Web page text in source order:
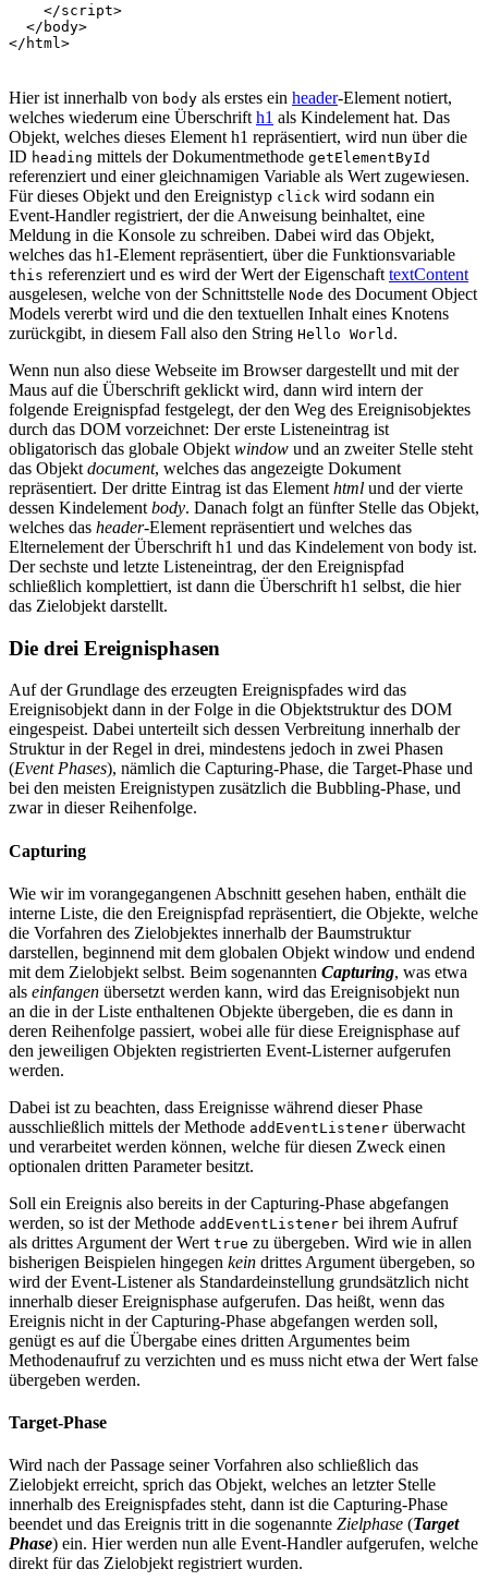
</script>
</ body>
</ html >
Hier ist innerhalb von body als erstes ein header-Element notiert,
welches wiederum eine Überschrift h1 als Kindelement hat. Das
Objekt, welches dieses Element h1 repräsentiert, wird nun über die
ID heading mittels der Dokumentmethode getElementById
referenziert und einer gleichnamigen Variable als Wert zugewiesen.
Für dieses Objekt und den Ereignistyp click wird sodann ein
Event-Handler registriert, der die Anweisung beinhaltet, eine
Meldung in die Konsole zu schreiben. Dabei wird das Objekt,
welches das h1-Element repräsentiert, über die Funktionsvariable
this referenziert und es wird der Wert der Eigenschaft textContent
ausgelesen, welche von der Schnittstelle Node des Document Object
Models vererbt wird und die den textuellen Inhalt eines Knotens
zurückgibt, in diesem Fall also den String Hello World .
Wenn nun also diese Webseite im Browser dargestellt und mit der
Maus auf die Überschrift geklickt wird, dann wird intern der
folgende Ereignispfad festgelegt, der den Weg des Ereignisobjektes
durch das DOM vorzeichnet: Der erste Listeneintrag ist
obligatorisch das globale Objekt window und an zweiter Stelle steht
das Objekt document, welches das angezeigte Dokument
repräsentiert. Der dritte Eintrag ist das Element html und der vierte
dessen Kindelement body. Danach folgt an fünfter Stelle das Objekt,
welches das header-Element repräsentiert und welches das
Elternelement der Überschrift h1 und das Kindelement von body ist.
Der sechste und letzte Listeneintrag, der den Ereignispfad
schließlich komplettiert, ist dann die Überschrift h1 selbst, die hier
das Zielobjekt darstellt.
Die drei Ereignisphasen
Auf der Grundlage des erzeugten Ereignispfades wird das
Ereignisobjekt dann in der Folge in die Objektstruktur des DOM
eingespeist. Dabei unterteilt sich dessen Verbreitung innerhalb der
Struktur in der Regel in drei, mindestens jedoch in zwei Phasen
(Event Phases), nämlich die Capturing-Phase, die Target-Phase und
bei den meisten Ereignistypen zusätzlich die Bubbling-Phase, und
zwar in dieser Reihenfolge.
Capturing
Wie wir im vorangegangenen Abschnitt gesehen haben, enthält die
interne Liste, die den Ereignispfad repräsentiert, die Objekte, welche
die Vorfahren des Zielobjektes innerhalb der Baumstruktur
darstellen, beginnend mit dem globalen Objekt window und endend
mit dem Zielobjekt selbst. Beim sogenannten Capturing, was etwa
als einfangen übersetzt werden kann, wird das Ereignisobjekt nun
an die in der Liste enthaltenen Objekte übergeben, die es dann in
deren Reihenfolge passiert, wobei alle für diese Ereignisphase auf
den jeweiligen Objekten registrierten Event-Listerner aufgerufen
werden.
Dabei ist zu beachten, dass Ereignisse während dieser Phase
ausschließlich mittels der Methode addEventListener überwacht
und verarbeitet werden können, welche für diesen Zweck einen
optionalen dritten Parameter besitzt.
Soll ein Ereignis also bereits in der Capturing-Phase abgefangen
werden, so ist der Methode addEventListener bei ihrem Aufruf
als drittes Argument der Wert true zu übergeben. Wird wie in allen
bisherigen Beispielen hingegen kein drittes Argument übergeben, so
wird der Event-Listener als Standardeinstellung grundsätzlich nicht
innerhalb dieser Ereignisphase aufgerufen. Das heißt, wenn das
Ereignis nicht in der Capturing-Phase abgefangen werden soll,
genügt es auf die Übergabe eines dritten Argumentes beim
Methodenaufruf zu verzichten und es muss nicht etwa der Wert false
übergeben werden.
Target-Phase
Wird nach der Passage seiner Vorfahren also schließlich das
Zielobjekt erreicht, sprich das Objekt, welches an letzter Stelle
innerhalb des Ereignispfades steht, dann ist die Capturing-Phase
beendet und das Ereignis tritt in die sogenannte Zielphase (Target
Phase) ein. Hier werden nun alle Event-Handler aufgerufen, welche
direkt für das Zielobjekt registriert wurden.